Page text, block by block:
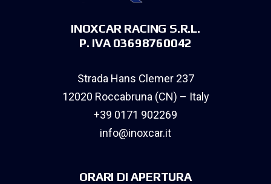
INOXCAR RACING S.R.L.
P. IVA 03698760042
Strada Hans Clemer 237
12020 Roccabruna (CN) – Italy
+39 0171 902269
info@inoxcar.it
ORARI DI APERTURA